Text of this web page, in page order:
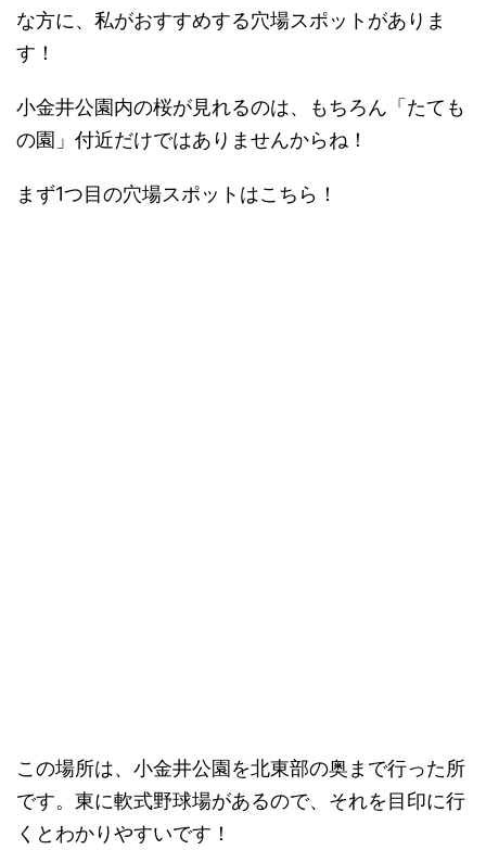
な方に、私がおすすめする穴場スポットがありま
す！
小金井公園内の桜が見れるのは、もちろん「たても
の園」付近だけではありませんからね！
まず1つ目の穴場スポットはこちら！
この場所は、小金井公園を北東部の奥まで行った所
です。東に軟式野球場があるので、それを目印に行
くとわかりやすいです！